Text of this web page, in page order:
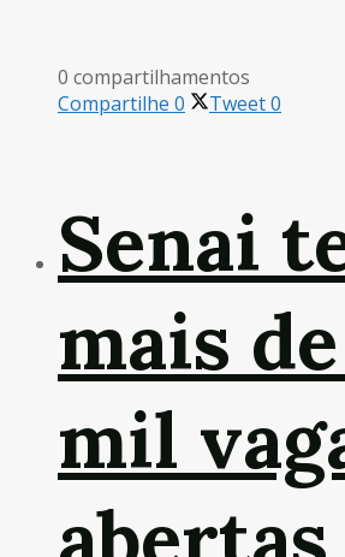
0 compartilhamentos
Compartilhe 0 Tweet0
Senai
mais
mil